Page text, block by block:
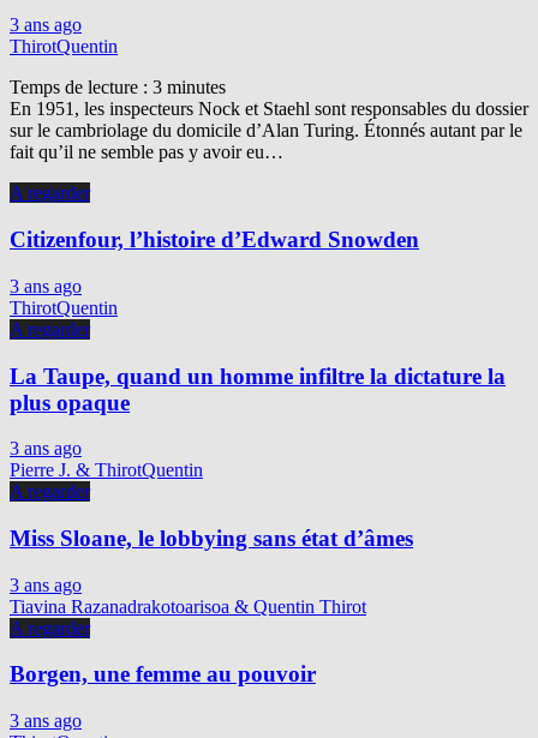
3 ans ago
ThirotQuentin
Temps de lecture : 3 minutes
En 1951, les inspecteurs Nock et Staehl sont responsables du dossier
sur le cambriolage du domicile d’Alan Turing. Étonnés autant par le
fait qu’il ne semble pas y avoir eu…
A regarder
Citizenfour, l’histoire d’Edward Snowden
3 ans ago
ThirotQuentin
A regarder
La Taupe, quand un homme infiltre la dictature la
plus opaque
3 ans ago
Pierre J. & ThirotQuentin
A regarder
Miss Sloane, le lobbying sans état d’âmes
3 ans ago
Tiavina Razanadrakotoarisoa & Quentin Thirot
A regarder
Borgen, une femme au pouvoir
3 ans ago